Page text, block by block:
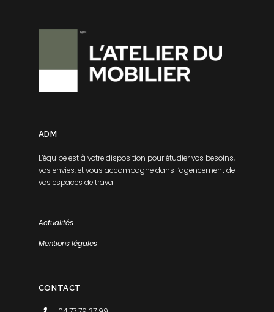
ADM
L’équipe est à votre disposition pour étudier vos besoins,
vos envies, et vous accompagne dans l’agencement de
vos espaces de travail
Actualités
Mentions légales
CONTACT